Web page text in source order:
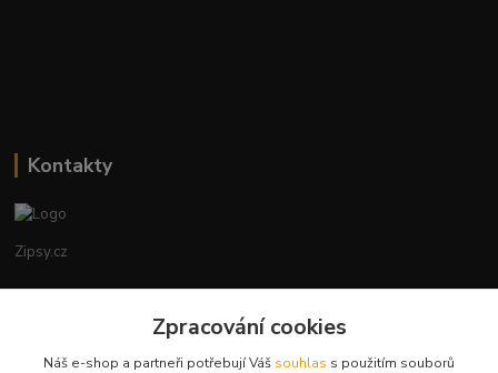
Kontakty
Zipsy.cz
+420774877333
Zpracování cookies
Náš e-shop a partneři potřebují Váš souhlas s použitím souborů